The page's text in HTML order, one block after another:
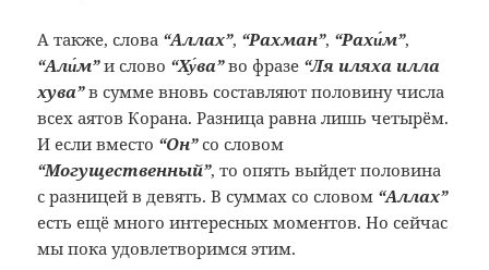
А также, слова “Аллах”, “Рахман”, “Рахи́м”,
“Али́м”и слово “Ху́ва”во фразе “Ля иляха илла
хува”в сумме вновь составляют половину числа
всех аятов Корана. Разница равна лишь четырём.
И если вместо “Он”со словом
“Могущественный”, то опять выйдет половина
с разницей в девять. В суммах со словом “Аллах”
есть ещё много интересных моментов. Но сейчас
мы пока удовлетворимся этим.